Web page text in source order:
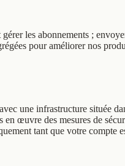
les abonnements ;
pour améliorer nos
une infrastructure située
œuvre des mesures de
tant que votre